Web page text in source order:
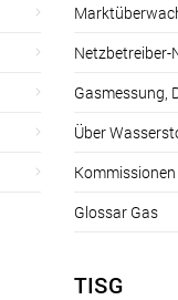
Netzbetreiber-
Gasmessung,
Über
Glossar Gas
TISG